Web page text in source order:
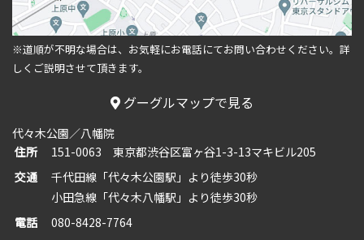
※道順が不明な場合は、お気軽にお電話にてお問い合わせください。 詳
しくご説明させて頂きます。
グーグルマップで見る
代々木公園／八幡院
住所
151-0063 東京都渋谷区富ヶ谷1-3-13マキビル205
交通
千代田線「代々木公園駅」より徒歩30秒
小田急線「代々木八幡駅」より徒歩30秒
電話
080-8428-7764